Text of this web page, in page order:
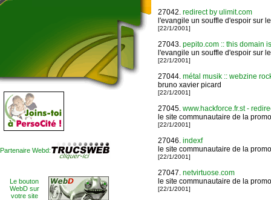
Partenaire Webd:
Le bouton
WebD sur
votre site
27042. redirect by ulimit.com
l'evangile un souffle d'espoir sur
[22/1/2001]
27043. pepito.com :: this domain
l'evangile un souffle d'espoir sur
[22/1/2001]
27044. métal musik :: webzine
bruno xavier picard
[22/1/2001]
27045. www.hackforce.fr.st -
le site communautaire de la
[22/1/2001]
27046. indexf
le site communautaire de la
[22/1/2001]
27047. netvirtuose.com
le site communautaire de la
[22/1/2001]